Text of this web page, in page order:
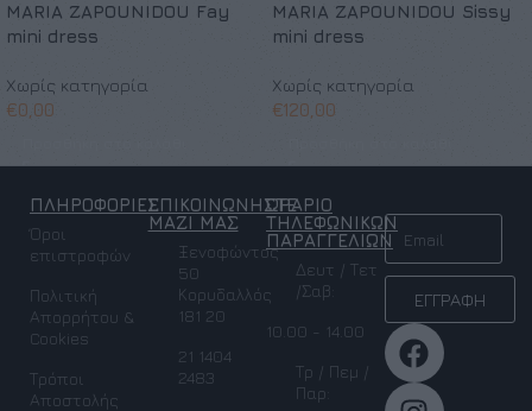
MARIA ZAPOUNIDOU Fay
mini dress
Χωρίς κατηγορία
€0,00
MARIA ZAPOUNIDOU Sissy
mini dress
Χωρίς κατηγορία
€120,00
ΠΛΗΡΟΦΟΡΙΕΣ
Όροι
επιστροφών
Πολιτική
Απορρήτου &
Cookies
Τρόποι
Αποστολής
ΕΠΙΚΟΙΝΩΝΗΣΤΕ
ΜΑΖΙ ΜΑΣ
Ξενοφώντος
50
Κορυδαλλός
181 20
21 1404
2483
ΩΡΑΡΙΟ
ΤΗΛΕΦΩΝΙΚΩΝ
ΠΑΡΑΓΓΕΛΙΩΝ
Δευτ / Τετ
/Σαβ:
10.00 - 14.00
Τρ / Πεμ /
Παρ:
ΕΓΓΡΑΦΗ